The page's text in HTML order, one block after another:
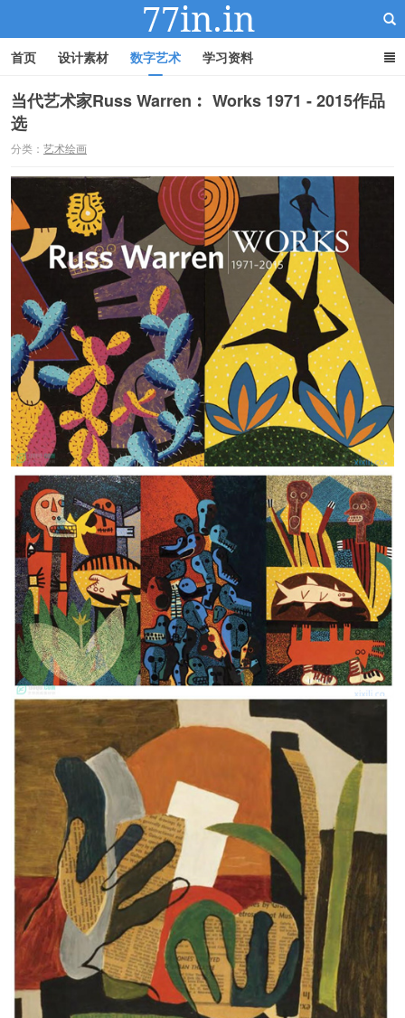
首页 设计素材 数字艺术 学习资料
当代艺术家Russ Warren︰ Works 1971 - 2015作品
选
分类： 艺术绘画